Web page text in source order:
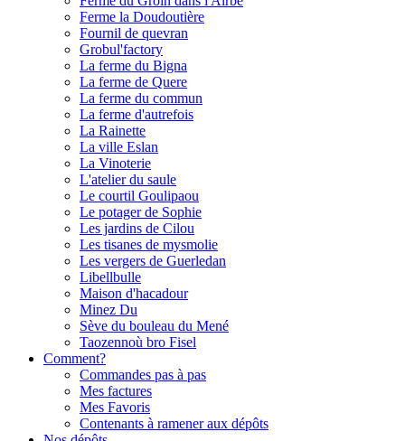
Ferme la Doudoutière
Fournil de quevran
Grobul'factory
La ferme du Bigna
La ferme de Quere
La ferme du commun
La ferme d'autrefois
La Rainette
La ville Eslan
La Vinoterie
L'atelier du saule
Le courtil Goulipaou
Le potager de Sophie
Les jardins de Cilou
Les tisanes de mysmolie
Les vergers de Guerledan
Libellbulle
Maison d'hacadour
Minez Du
Sève du bouleau du Mené
Taozennoù bro Fisel
Comment?
Commandes pas à pas
Mes factures
Mes Favoris
Contenants à ramener aux dépôts